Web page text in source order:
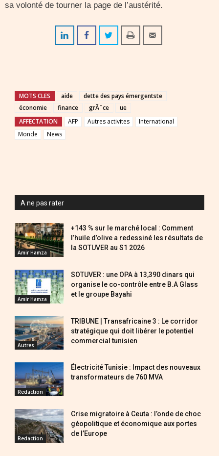
sa volonté de tourner la page de l’austérité.
MOTS CLES aide
dette des pays émergentste
économie
finance grÃ¨ce
ue
AFFECTATION
AFP Autres activites
International
Monde
News
A ne pas rater
Amir Hamza
+143 % sur le marché local : Comment
l’huile d’olive a redessiné les résultats de
la SOTUVER au S1 2026
Amir Hamza
SOTUVER : une OPA à 13,390 dinars qui
organise le co-contrôle entre B.A Glass
et le groupe Bayahi
Autres
TRIBUNE | Transafricaine 3 : Le corridor
stratégique qui doit libérer le potentiel
commercial tunisien
Redaction
Électricité Tunisie : Impact des nouveaux
transformateurs de 760 MVA
Redaction
Crise migratoire à Ceuta : l’onde de choc
géopolitique et économique aux portes
de l’Europe